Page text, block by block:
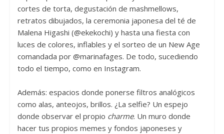
cortes de torta, degustación de mashmellows,
retratos dibujados, la ceremonia japonesa del té de
Malena Higashi (@ekekochi) y hasta una fiesta con
luces de colores, inflables y el sorteo de un New Age
comandada por @marinafages. De todo, sucediendo
todo el tiempo, como en Instagram.
Además: espacios donde ponerse filtros analógicos
como alas, anteojos, brillos. ¿La selfie? Un espejo
donde observar el propio charme. Un muro donde
hacer tus propios memes y fondos japoneses y